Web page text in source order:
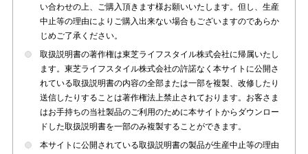
い合わせの上、ご購入頂きます様お願いいたします。但し、生産
中止等の理由によりご購入出来ない場合もございますのであらか
じめご了承ください。
取扱説明書の著作権は東芝ライフスタイル株式会社に帰属いたし
ます。東芝ライフスタイル株式会社の許諾なく本サイトに公開さ
れている取扱説明書の内容の全部または一部を複製、改修したり
送信したりすることは著作権法上禁止されております。お客さま
はお手持ちの当社製品のご利用のために本サイトからダウンロー
ドした取扱説明書を一部のみ複製することができます。
本サイトに公開されている取扱説明書の製品が生産中止等の理由